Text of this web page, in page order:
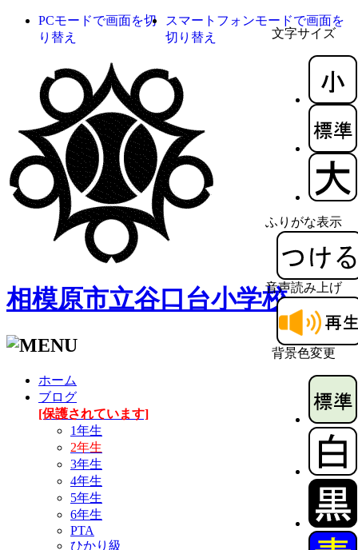
文字サイズ
ふりがな表示
音声読み上げ
背景色変更
PCモードで画面を切
り替え
スマートフォンモードで画面を
切り替え
相模原市立谷口台小学校
ホーム
ブログ
[保護されています]
1年生
2年生
3年生
4年生
5年生
6年生
PTA
ひかり級